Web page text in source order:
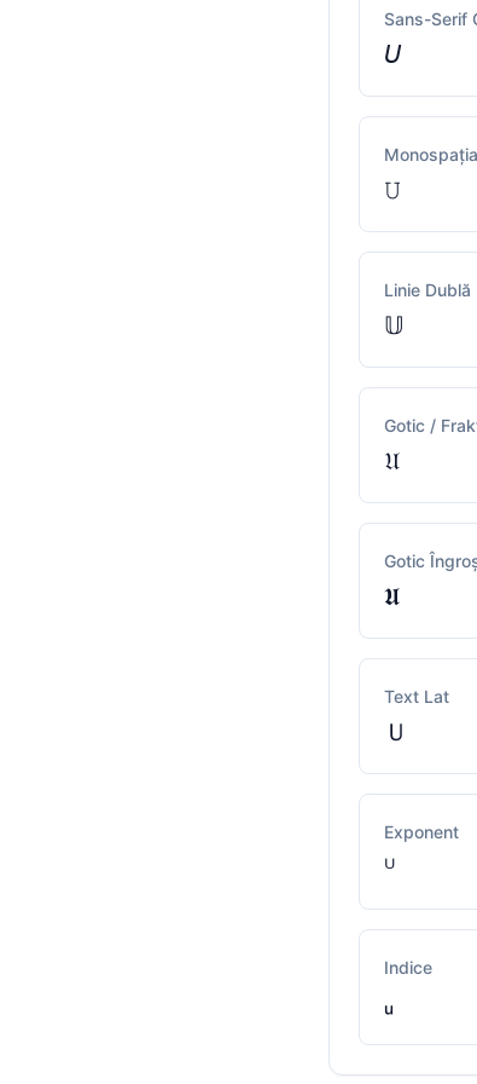
Sans-Serif
𝘜
𝚄
Linie Dublă
𝕌
Gotic /
𝔘
Gotic
𝖀
Text Lat
Ｕ
Exponent
ᵁ
Indice
ᵤ